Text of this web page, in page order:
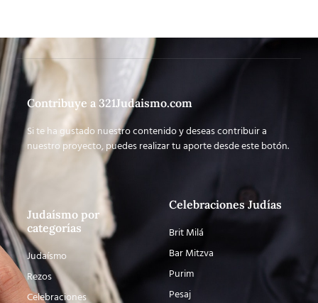
Contribuye a 321Judaismo.com
Si te ha gustado nuestro contenido y deseas contribuir a
nuestro proyecto, puedes realizar tu aporte desde este botón.
Judaísmo por
categorías
Judaísmo
Rezos
Celebraciones
Celebraciones Judías
Brit Milá
Bar Mitzva
Purim
Pesaj